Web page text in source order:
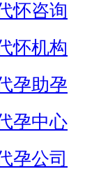
怀咨询
怀机构
孕助孕
孕中心
孕公司